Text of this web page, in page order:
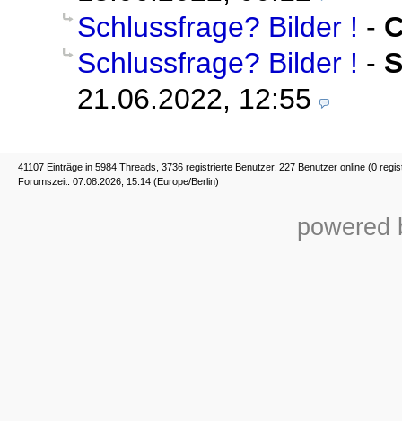
Schlussfrage? Bilder ! -
Schlussfrage? Bilder ! -
21.06.2022, 12:55
41107 Einträge in 5984 Threads, 3736 registrierte Benutzer, 227 Benutzer online (0
Forumszeit: 07.08.2026, 15:14 (Europe/Berlin)
powered